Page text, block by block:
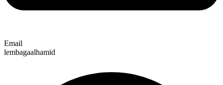
Email
lembagaalhamid